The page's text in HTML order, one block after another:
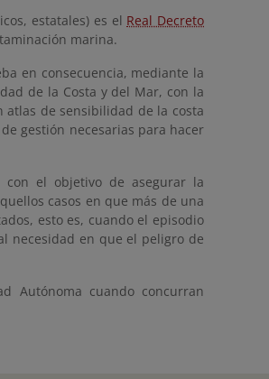
estatales) es el Real Decreto
marina.
en consecuencia, mediante la
de la Costa y del Mar, con la
de sensibilidad de la costa
gestión necesarias para hacer
con el objetivo de asegurar la
casos en que más de una
esto es, cuando el episodio
necesidad en que el peligro de
Autónoma cuando concurran